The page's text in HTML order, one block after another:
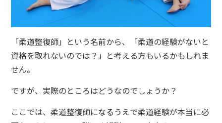
「柔道整復師」という名前から、「柔道の経験がないと
資格を取れないのでは？」と考える方もいるかもしれま
せん。
ですが、実際のところはどうなのでしょうか？
ここでは、柔道整復師になるうえで柔道経験が本当に必